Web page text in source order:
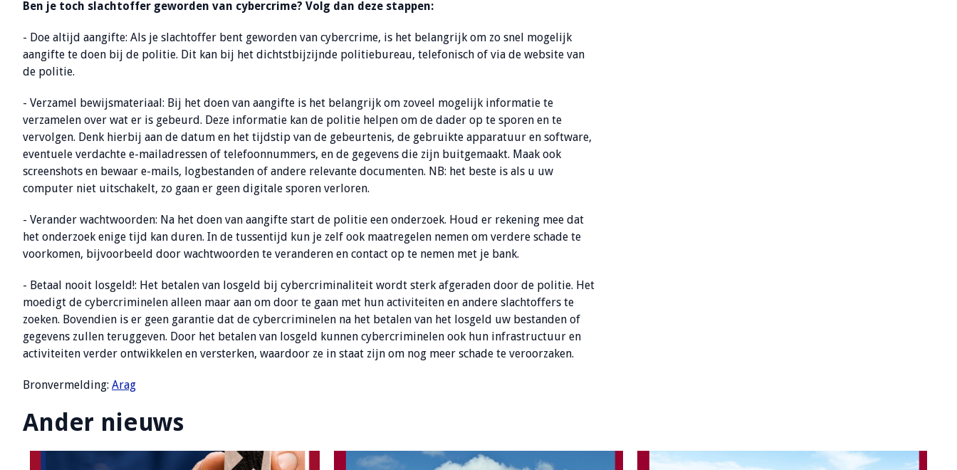
Ben je toch slachtoffer geworden van cybercrime? Volg dan deze stappen:
- Doe altijd aangifte: Als je slachtoffer bent geworden van cybercrime, is het belangrijk om zo snel mogelijk
aangifte te doen bij de politie. Dit kan bij het dichtstbijzijnde politiebureau, telefonisch of via de website van
de politie.
- Verzamel bewijsmateriaal: Bij het doen van aangifte is het belangrijk om zoveel mogelijk informatie te
verzamelen over wat er is gebeurd. Deze informatie kan de politie helpen om de dader op te sporen en te
vervolgen. Denk hierbij aan de datum en het tijdstip van de gebeurtenis, de gebruikte apparatuur en software,
eventuele verdachte e-mailadressen of telefoonnummers, en de gegevens die zijn buitgemaakt. Maak ook
screenshots en bewaar e-mails, logbestanden of andere relevante documenten. NB: het beste is als u uw
computer niet uitschakelt, zo gaan er geen digitale sporen verloren.
- Verander wachtwoorden: Na het doen van aangifte start de politie een onderzoek. Houd er rekening mee dat
het onderzoek enige tijd kan duren. In de tussentijd kun je zelf ook maatregelen nemen om verdere schade te
voorkomen, bijvoorbeeld door wachtwoorden te veranderen en contact op te nemen met je bank.
- Betaal nooit losgeld!: Het betalen van losgeld bij cybercriminaliteit wordt sterk afgeraden door de politie. Het
moedigt de cybercriminelen alleen maar aan om door te gaan met hun activiteiten en andere slachtoffers te
zoeken. Bovendien is er geen garantie dat de cybercriminelen na het betalen van het losgeld uw bestanden of
gegevens zullen teruggeven. Door het betalen van losgeld kunnen cybercriminelen ook hun infrastructuur en
activiteiten verder ontwikkelen en versterken, waardoor ze in staat zijn om nog meer schade te veroorzaken.
Bronvermelding: Arag
Ander nieuws